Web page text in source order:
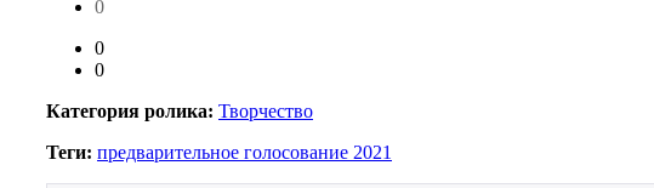
0
0
0
Категория ролика: Творчество
Теги: предварительное голосование 2021